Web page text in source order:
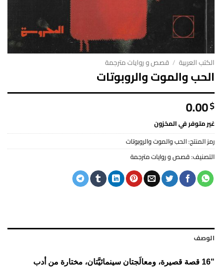
الكتب العربية / قصص و روايات مترجمة
الحب والموت والروبوتات
0.00$
غير متوفر في المخزون
رمز المنتج:الحب والموت والروبوتات
التصنيف:قصص و روايات مترجمة
الوصف
"16 قصة قصيرة، ومعالَجتان سينمائيَّتان، مختارة من أدب